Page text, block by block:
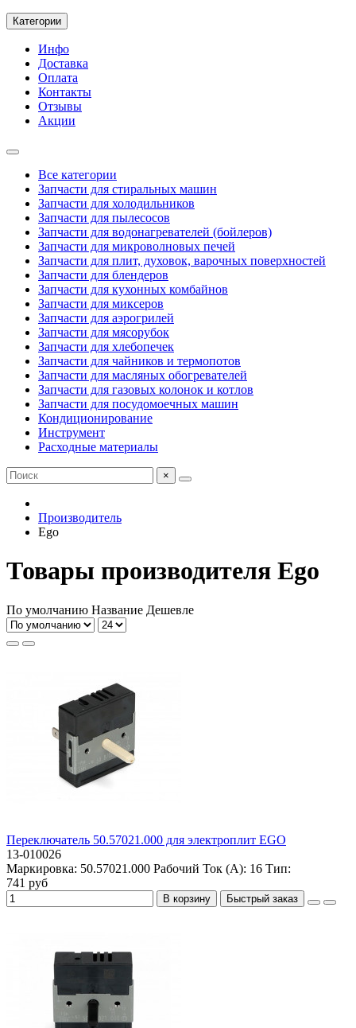
Категории
Инфо
Доставка
Оплата
Контакты
Отзывы
Акции
Все категории
Запчасти для стиральных машин
Запчасти для холодильников
Запчасти для пылесосов
Запчасти для водонагревателей (бойлеров)
Запчасти для микроволновых печей
Запчасти для плит, духовок, варочных поверхностей
Запчасти для блендеров
Запчасти для кухонных комбайнов
Запчасти для миксеров
Запчасти для аэрогрилей
Запчасти для мясорубок
Запчасти для хлебопечек
Запчасти для чайников и термопотов
Запчасти для масляных обогревателей
Запчасти для газовых колонок и котлов
Запчасти для посудомоечных машин
Кондиционирование
Инструмент
Расходные материалы
×
Производитель
Ego
Товары производителя Ego
По умолчанию Название Дешевле
Переключатель 50.57021.000 для электроплит EGO
13-010026
Маркировка: 50.57021.000 Рабочий Ток (А): 16 Тип:
741 руб
В корзину Быстрый заказ